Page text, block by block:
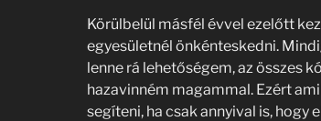
Körülbelül másfél évvel ezelőtt
egyesületnél önkénteskedni.
lenne rá lehetőségem, az összes
hazavinném magammal. Ezért
segíteni, ha csak annyival is, hogy